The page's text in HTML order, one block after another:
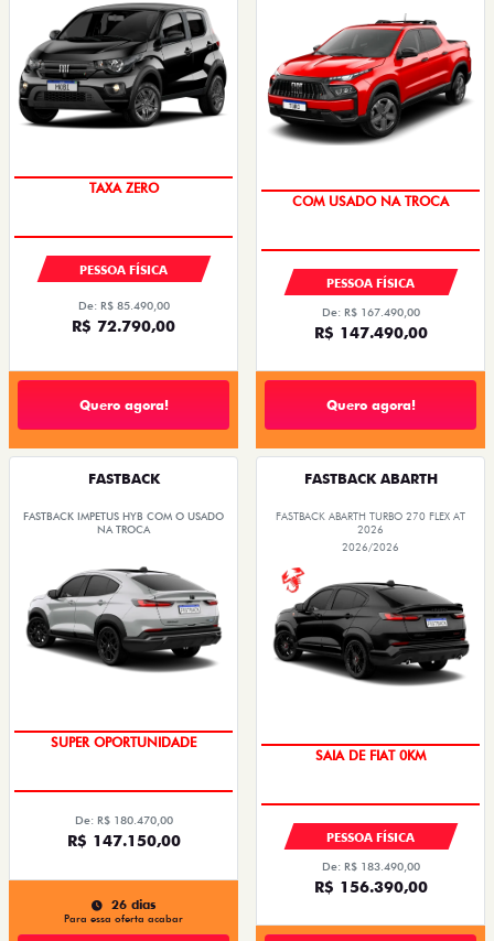
PREÇO IMPERDÍVEL
PESSOA FÍSICA
De: R$ 85.490,00
R$ 72.790,00
Quero agora!
OPORTUNIDADE
PESSOA FÍSICA
De: R$ 167.490,00
R$ 147.490,00
Quero agora!
FASTBACK
FASTBACK IMPETUS HYB COM O USADO
NA TROCA
ENTREGA IMEDIATA
De: R$ 180.470,00
R$ 147.150,00
26 dias
Para essa oferta acabar
FASTBACK ABARTH
FASTBACK ABARTH TURBO 270 FLEX AT
2026
2026/2026
PREÇO IMPERDÍVEL
PESSOA FÍSICA
De: R$ 183.490,00
R$ 156.390,00